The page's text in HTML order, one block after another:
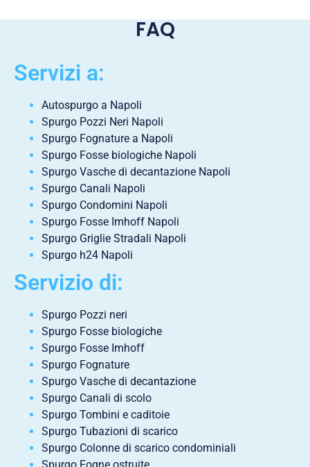
FAQ
Servizi a:
Autospurgo a Napoli
Spurgo Pozzi Neri Napoli
Spurgo Fognature a Napoli
Spurgo Fosse biologiche Napoli
Spurgo Vasche di decantazione Napoli
Spurgo Canali Napoli
Spurgo Condomini Napoli
Spurgo Fosse Imhoff Napoli
Spurgo Griglie Stradali Napoli
Spurgo h24 Napoli
Servizio di:
Spurgo Pozzi neri
Spurgo Fosse biologiche
Spurgo Fosse Imhoff
Spurgo Fognature
Spurgo Vasche di decantazione
Spurgo Canali di scolo
Spurgo Tombini e caditoie
Spurgo Tubazioni di scarico
Spurgo Colonne di scarico condominiali
Spurgo Fogne ostruite